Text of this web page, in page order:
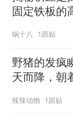
固定铁板的
锅十八 1跟贴
野猪的发疯
天而降，朝
辣辣动物 1跟贴